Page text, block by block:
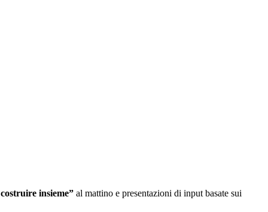
insieme” al mattino e presentazioni di input basate sui